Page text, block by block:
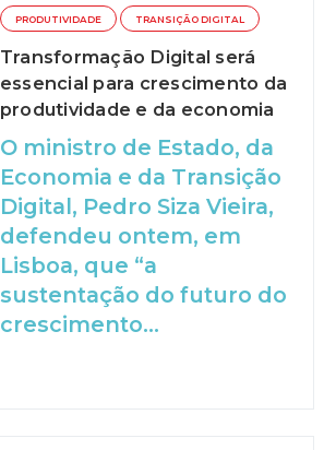
PRODUTIVIDADE TRANSIÇÃO DIGITAL
Transformação Digital será
essencial para crescimento da
produtividade e da economia
O ministro de Estado, da
Economia e da Transição
Digital, Pedro Siza Vieira,
defendeu ontem, em
Lisboa, que “a
sustentação do futuro do
crescimento...